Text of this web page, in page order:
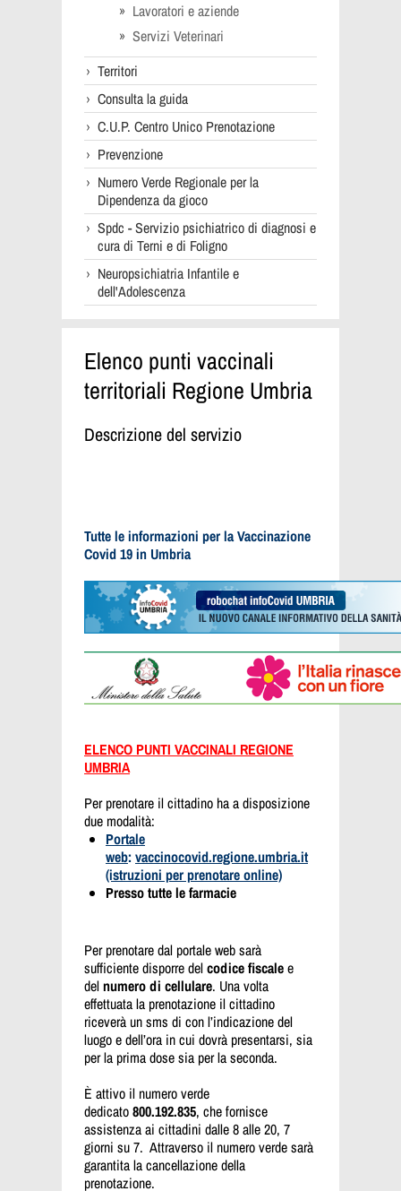
Lavoratori e aziende
Servizi Veterinari
Territori
Consulta la guida
C.U.P. Centro Unico Prenotazione
Prevenzione
Numero Verde Regionale per la
Dipendenza da gioco
Spdc - Servizio psichiatrico di diagnosi e
cura di Terni e di Foligno
Neuropsichiatria Infantile e
dell'Adolescenza
Elenco punti vaccinali
territoriali Regione Umbria
Descrizione del servizio
Tutte le informazioni per la Vaccinazione
Covid 19 in Umbria
ELENCO PUNTI VACCINALI REGIONE
UMBRIA
Per prenotare il cittadino ha a disposizione
due modalità:
Portale
web:vaccinocovid.regione.umbria.it
(istruzioni per prenotare online)
Presso tutte le farmacie
Per prenotare dal portale web sarà
sufficiente disporre delcodice fiscalee
delnumero di cellulare. Una volta
effettuata la prenotazione il cittadino
riceverà un sms di con l’indicazione del
luogo e dell’ora in cui dovrà presentarsi, sia
per la prima dose sia per la seconda.
È attivo il numero verde
dedicato800.192.835, che fornisce
assistenza ai cittadini dalle 8 alle 20, 7
giorni su 7. Attraverso il numero verde sarà
garantita la cancellazione della
prenotazione.